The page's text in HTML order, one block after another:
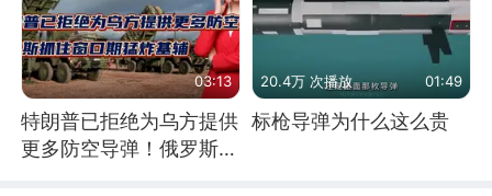
03:13
特朗普已拒绝为乌方提供
更多防空导弹！俄罗斯抓
20.4万 次播放 01:49
标枪导弹为什么这么贵